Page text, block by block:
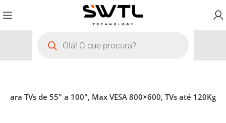
TVs de 55″ a 100″, Max VESA 800×600, TVs até 120Kg